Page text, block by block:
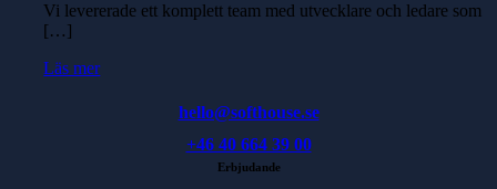
Vi levererade ett komplett team med utvecklare och ledare som
[…]
Läs mer
hello@softhouse.se
+46 40 664 39 00
Erbjudande